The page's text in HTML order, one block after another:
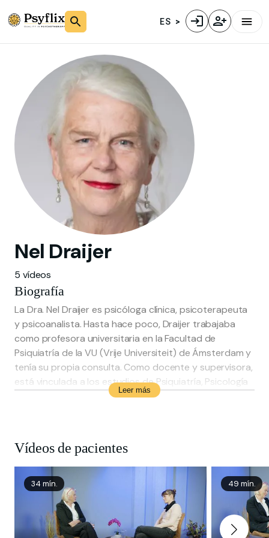
ES
Nel Draijer
5 vídeos
Biografía
La Dra. Nel Draijer es psicóloga clínica, psicoterapeuta
y psicoanalista. Hasta hace poco, Draijer trabajaba
como profesora universitaria en la Facultad de
Psiquiatría de la VU (Vrije Universiteit) de Ámsterdam y
tenía su propia consulta. Como docente y supervisora,
está vinculada a los estudios de Psiquiatría, Psicología
Clínica, Psicoterapia (en el RINO) y Psicoterapia
Leer más
Vídeos de pacientes
34 mín. 49 mín.